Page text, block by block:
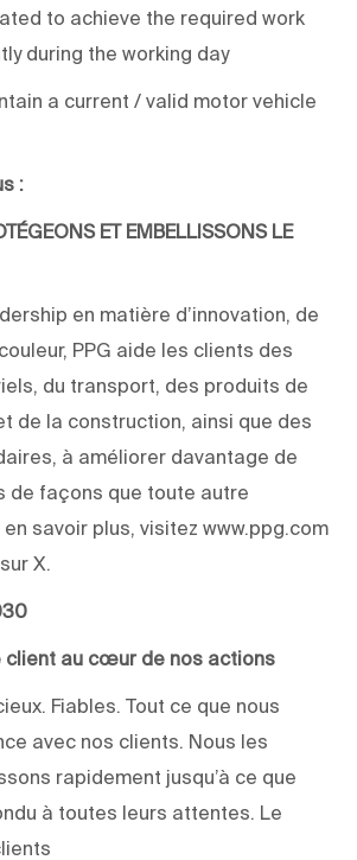
to achieve the required work
during the working day
a current / valid motor vehicle
:
ET EMBELLISSONS LE
en matière d’innovation, de
PPG aide les clients des
du transport, des produits de
de la construction, ainsi que des
à améliorer davantage de
de façons que toute autre
savoir plus, visitez www.ppg.com
X.
client au cœur de nos actions
Fiables. Tout ce que nous
avec nos clients. Nous les
rapidement jusqu’à ce que
à toutes leurs attentes. Le